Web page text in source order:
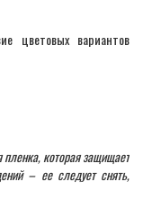
цветовых вариантов
которая защищает
– ее следует снять,